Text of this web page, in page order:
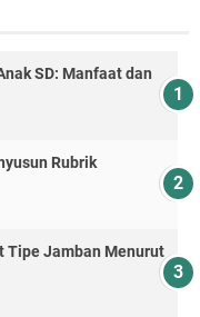
SD: Manfaat dan
Rubrik
Tipe Jamban Menurut